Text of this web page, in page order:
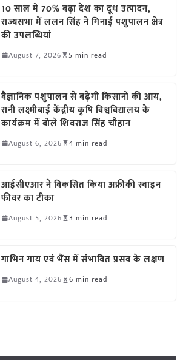
10 साल में 70% बढ़ा देश का दूध उत्पादन,
राज्यसभा में ललन सिंह ने गिनाईं पशुपालन क्षेत्र
की उपलब्धियां
August 7, 2026 5 min read
वैज्ञानिक पशुपालन से बढ़ेगी किसानों की आय,
रानी लक्ष्मीबाई केंद्रीय कृषि विश्वविद्यालय के
कार्यक्रम में बोले शिवराज सिंह चौहान
August 6, 2026 4 min read
आईसीएआर ने विकसित किया अफ्रीकी स्वाइन
फीवर का टीका
August 5, 2026 3 min read
गाभिन गाय एवं भैंस में संभावित प्रसव के लक्षण
August 4, 2026 6 min read